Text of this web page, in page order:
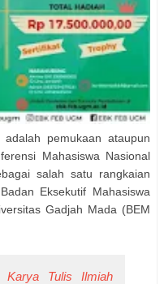
pemukaan ataupun
Mahasiswa Nasional
salah satu rangkaian
Eksekutif Mahasiswa
Gadjah Mada (BEM
Tulis Ilmiah